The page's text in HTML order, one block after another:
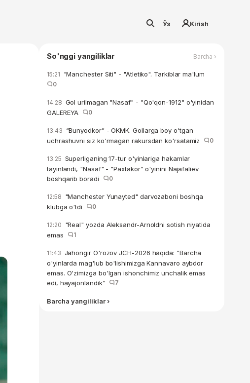
Ўз Kirish
So'nggi yangiliklar Barcha ›
15:21 "Manchester Siti" - "Atletiko". Tarkiblar ma'lum
0
14:28 Gol urilmagan "Nasaf" - "Qo'qon-1912" o'yinidan
GALEREYA
0
13:43 “Bunyodkor” - OKMK. Gollarga boy o'tgan
uchrashuvni siz ko'rmagan rakursdan ko'rsatamiz
0
13:25 Superliganing 17-tur o'yinlariga hakamlar
tayinlandi, "Nasaf" - "Paxtakor" o'yinini Najafaliev
boshqarib boradi
0
12:58 "Manchester Yunayted" darvozaboni boshqa
klubga o'tdi
0
12:20 "Real" yozda Aleksandr-Arnoldni sotish niyatida
emas
1
11:43 Jahongir O'rozov JCH-2026 haqida: “Barcha
o'yinlarda mag'lub bo'lishimizga Kannavaro aybdor
emas. O'zimizga bo'lgan ishonchimiz unchalik emas
edi, hayajonlandik”
7
Barcha yangiliklar ›